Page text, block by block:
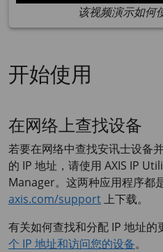
该视频演示如何
开始使用
在网络上查找设备
若要在网络中查找安讯士设备
的 IP 地址，请使用 AXIS IP
Manager。这两种应用程序都
axis.com/support上下载。
有关如何查找和分配 IP 地址的
个 IP 地址和访问您的设备。